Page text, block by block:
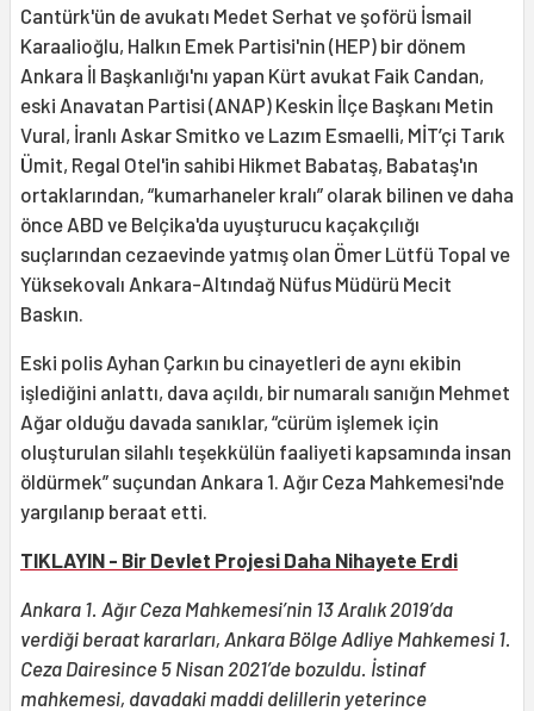
Cantürk'ün de avukatı Medet Serhat ve şoförü İsmail
Karaalioğlu, Halkın Emek Partisi'nin (HEP) bir dönem
Ankara İl Başkanlığı'nı yapan Kürt avukat Faik Candan,
eski Anavatan Partisi (ANAP) Keskin İlçe Başkanı Metin
Vural, İranlı Askar Smitko ve Lazım Esmaelli, MİT’çi Tarık
Ümit, Regal Otel'in sahibi Hikmet Babataş, Babataş'ın
ortaklarından, “kumarhaneler kralı” olarak bilinen ve daha
önce ABD ve Belçika'da uyuşturucu kaçakçılığı
suçlarından cezaevinde yatmış olan Ömer Lütfü Topal ve
Yüksekovalı Ankara-Altındağ Nüfus Müdürü Mecit
Baskın.
Eski polis Ayhan Çarkın bu cinayetleri de aynı ekibin
işlediğini anlattı, dava açıldı, bir numaralı sanığın Mehmet
Ağar olduğu davada sanıklar, “cürüm işlemek için
oluşturulan silahlı teşekkülün faaliyeti kapsamında insan
öldürmek” suçundan Ankara 1. Ağır Ceza Mahkemesi'nde
yargılanıp beraat etti.
TIKLAYIN - Bir Devlet Projesi Daha Nihayete Erdi
Ankara 1. Ağır Ceza Mahkemesi’nin 13 Aralık 2019’da
verdiği beraat kararları, Ankara Bölge Adliye Mahkemesi 1.
Ceza Dairesince 5 Nisan 2021’de bozuldu. İstinaf
mahkemesi, davadaki maddi delillerin yeterince